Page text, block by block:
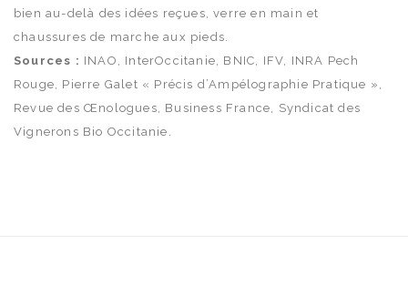
bien au-delà des idées reçues, verre en main et
chaussures de marche aux pieds.
Sources : INAO, InterOccitanie, BNIC, IFV, INRA Pech
Rouge, Pierre Galet « Précis d’Ampélographie Pratique »,
Revue des Œnologues, Business France, Syndicat des
Vignerons Bio Occitanie.